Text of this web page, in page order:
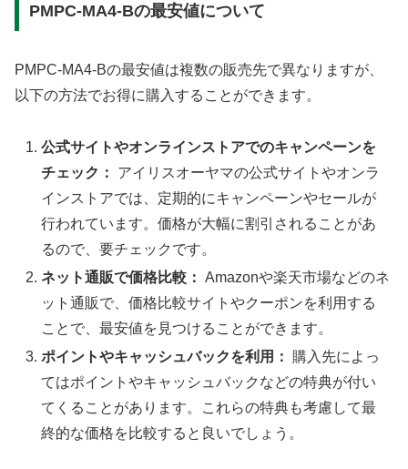
PMPC-MA4-Bの最安値について
PMPC-MA4-Bの最安値は複数の販売先で異なりますが、
以下の方法でお得に購入することができます。
公式サイトやオンラインストアでのキャンペーンを
チェック：
アイリスオーヤマの公式サイトやオンラ
インストアでは、定期的にキャンペーンやセールが
行われています。価格が大幅に割引されることがあ
るので、要チェックです。
ネット通販で価格比較： Amazonや楽天市場などのネ
ット通販で、価格比較サイトやクーポンを利用する
ことで、最安値を見つけることができます。
ポイントやキャッシュバックを利用：
購入先によっ
てはポイントやキャッシュバックなどの特典が付い
てくることがあります。これらの特典も考慮して最
終的な価格を比較すると良いでしょう。